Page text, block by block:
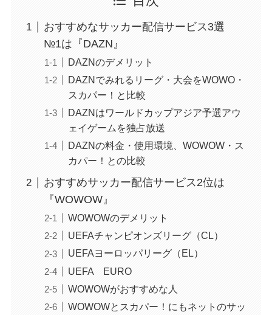
おすすめなサッカー配信サービス3選
№1は『DAZN』
DAZNのデメリット
DAZNでみれるリーグ・大会をWOWO・
スカパー！と比較
DAZNはワールドカップアジア予選アウ
ェイゲームを独占放送
DAZNの料金・使用環境、WOWOW・ス
カパー！との比較
おすすめサッカー配信サービス2位は
『WOWOW』
WOWOWのデメリット
UEFAチャンピオンズリーグ（CL）
UEFAヨーロッパリーグ（EL）
UEFA EURO
WOWOWがおすすめな人
WOWOWとスカパー！にもネットのサッ